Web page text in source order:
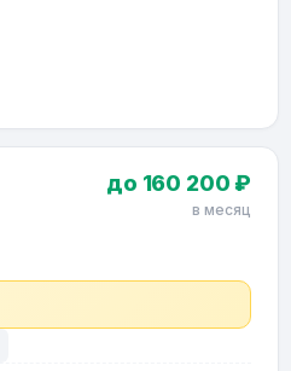
до 160 200 ₽
в месяц